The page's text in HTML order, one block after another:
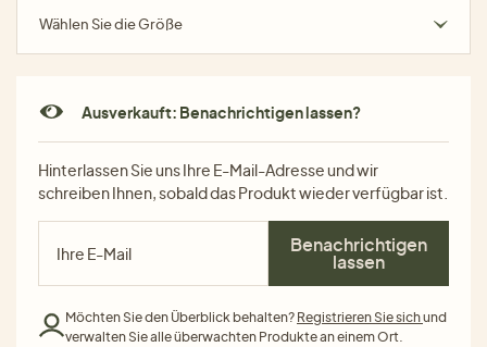
Wählen Sie die Größe
Ausverkauft: Benachrichtigen lassen?
Hinterlassen Sie uns Ihre E-Mail-Adresse und wir
schreiben Ihnen, sobald das Produkt wieder verfügbar ist.
Benachrichtigen
lassen
Möchten Sie den Überblick behalten? Registrieren Sie sichund
verwalten Sie alle überwachten Produkte an einem Ort.